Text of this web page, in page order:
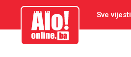
aloonline.ba Sve vijesti